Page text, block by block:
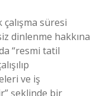
süresi
dinlenme hakkına
“resmi tatil
ve iş
şeklinde bir